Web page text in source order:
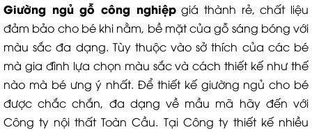
Giường ngủ gỗ công nghiệpgiá thành rẻ, chất liệu
đảm bảo cho bé khi nằm, bề mặt của gỗ sáng bóng với
màu sắc đa dạng. Tùy thuộc vào sở thích của các bé
mà gia đình lựa chọn màu sắc và cách thiết kế như thế
nào mà bé ưng ý nhất. Để thiết kế giường ngủ cho bé
được chắc chắn, đa dạng về mầu mã hãy đến với
Công ty nội thất Toàn Cầu. Tại Công ty thiết kế nhiều